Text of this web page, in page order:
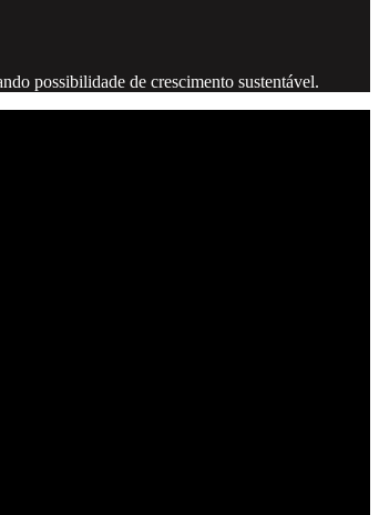
possibilidade de crescimento sustentável.